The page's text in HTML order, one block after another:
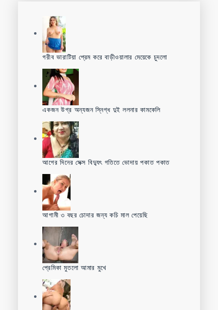
গরীব ভারাটিয়া প্রেম করে বাড়ীওয়ালার মেয়েকে চুদলো
একজন উগ্র অন্যজন স্নিগ্ধ দুই ললনার কামকেলি
আগের দিনের সেক্স বিদ্যুৎ গতিতে ভোদায় পকাত পকাত
আগামী ৩ বছর চোদার জন্য কচি মাল পেয়েছি
প্রেমিকা মুতলো আমার মুখে